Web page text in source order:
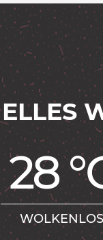
28
WOLKENLOS